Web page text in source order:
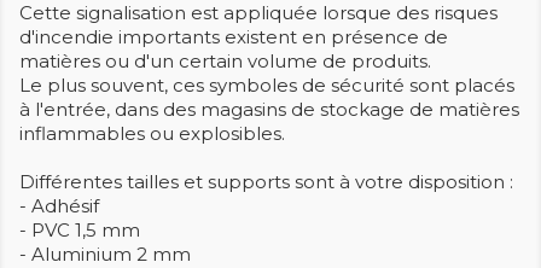
Cette signalisation est appliquée lorsque des risques
d'incendie importants existent en présence de
matières ou d'un certain volume de produits.
Le plus souvent, ces symboles de sécurité sont placés
à l'entrée, dans des magasins de stockage de matières
inflammables ou explosibles.
Différentes tailles et supports sont à votre disposition :
- Adhésif
- PVC 1,5 mm
- Aluminium 2 mm